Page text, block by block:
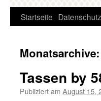
Springe
Inhalt
Startseite Datenschutz
Tassen by
Publiziert am August 15,